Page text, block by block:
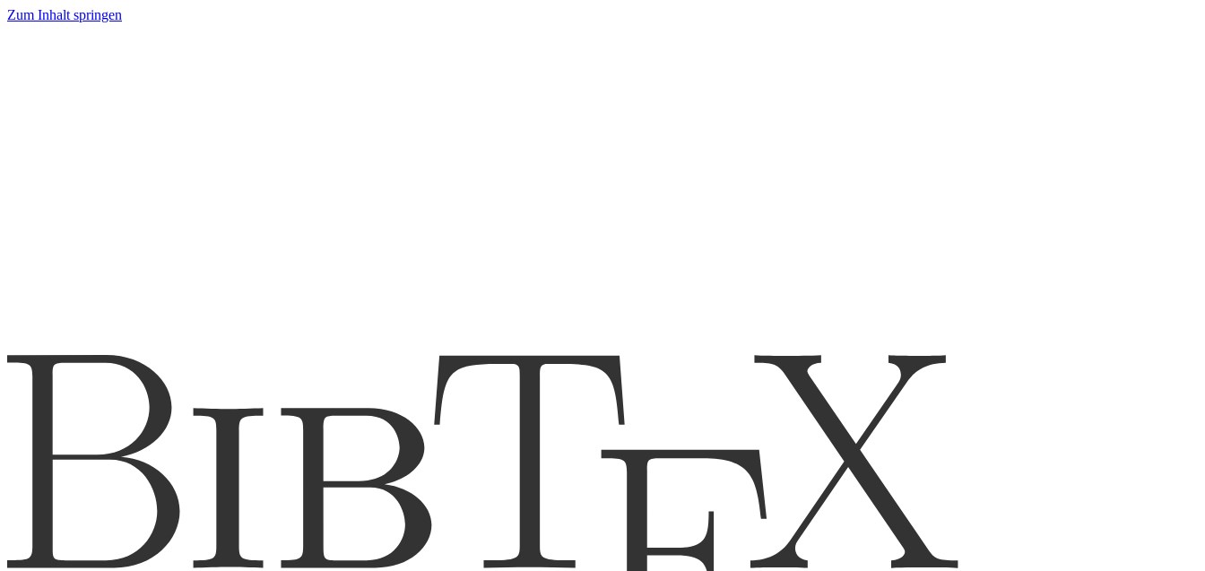
Zum Inhalt springen